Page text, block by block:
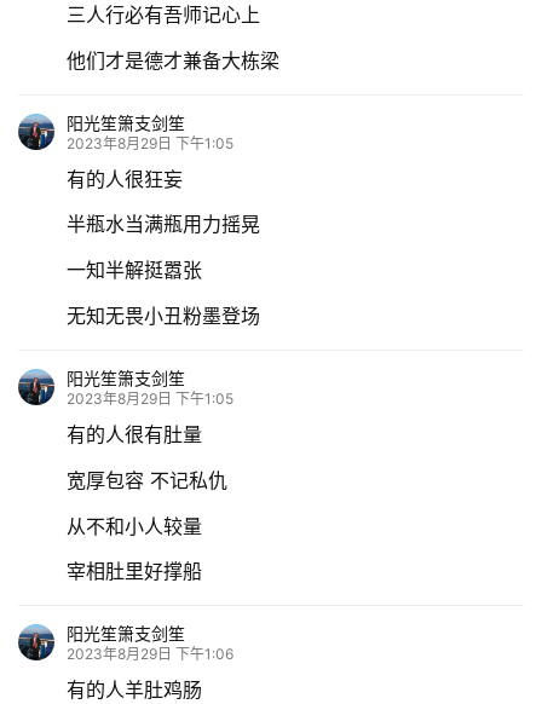
三人行必有吾师记心上
他们才是德才兼备大栋梁
阳光笙箫支剑笙
2023年8月29日 下午1:05
有的人很狂妄
半瓶水当满瓶用力摇晃
一知半解挺嚣张
无知无畏小丑粉墨登场
阳光笙箫支剑笙
2023年8月29日 下午1:05
有的人很有肚量
宽厚包容 不记私仇
从不和小人较量
宰相肚里好撑船
阳光笙箫支剑笙
2023年8月29日 下午1:06
有的人羊肚鸡肠